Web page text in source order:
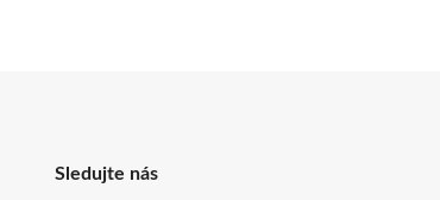
Sledujte nás